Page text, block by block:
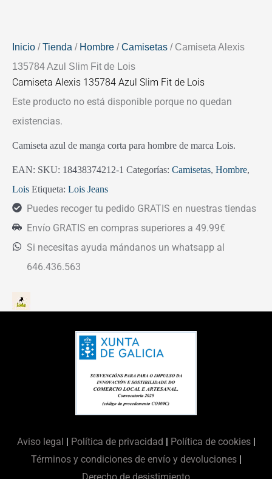
Inicio /Tienda / Hombre /Camisetas / Camiseta Alexis
135784 Azul Slim Fit de Lois
Camiseta Alexis 135784 Azul Slim Fit de Lois
Este producto no está disponible porque no quedan
existencias.
Camiseta azul de manga corta para hombre de marca Lois.
EAN: SKU: 18438374212-1 Categorías: Camisetas, Hombre,
Lois Etiqueta: Lois Jeans
Puedes recoger tu pedido GRATIS en nuestras tiendas
Envío GRATIS en compras superiores a 49.99€
Si necesitas ayuda mándanos un whatsapp al
646.436.563
Aviso legal Política de privacidad Política de cookies|
Términos y condiciones de envío y devoluciones|